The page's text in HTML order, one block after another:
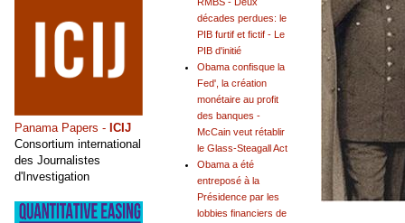
décades perdues: le
PIB furtif et fictif - Le
PIB d'initié
Obama confisque la
Fed', la création
monétaire au profit
des banques -
McCain veut rétablir
le Glass-Steagall Act
Obama a été
entreposé à la
Présidence par les
lobbies financiers de
Panama Papers - ICIJ
Consortium international
des Journalistes
d'Investigation